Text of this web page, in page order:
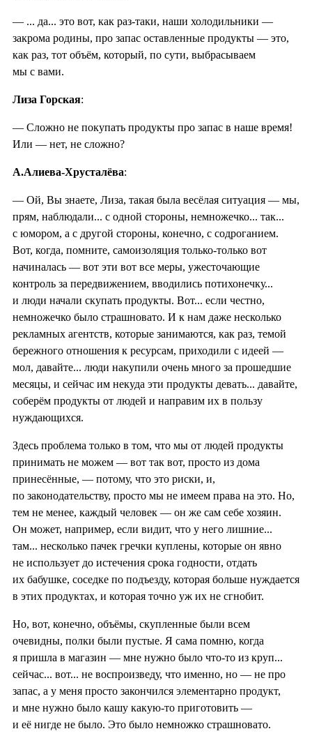
— ... да... это вот, как раз-таки, наши холодильники —
закрома родины, про запас оставленные продукты — это,
как раз, тот объём, который, по сути, выбрасываем
мы с вами.
Лиза Горская:
— Сложно не покупать продукты про запас в наше время!
Или — нет, не сложно?
А.Алиева-Хрусталёва:
— Ой, Вы знаете, Лиза, такая была весёлая ситуация — мы,
прям, наблюдали... с одной стороны, немножечко... так...
с юмором, а с другой стороны, конечно, с содроганием.
Вот, когда, помните, самоизоляция только-только вот
начиналась — вот эти вот все меры, ужесточающие
контроль за передвижением, вводились потихонечку...
и люди начали скупать продукты. Вот... если честно,
немножечко было страшновато. И к нам даже несколько
рекламных агентств, которые занимаются, как раз, темой
бережного отношения к ресурсам, приходили с идеей —
мол, давайте... люди накупили очень много за прошедшие
месяцы, и сейчас им некуда эти продукты девать... давайте,
соберём продукты от людей и направим их в пользу
нуждающихся.
Здесь проблема только в том, что мы от людей продукты
принимать не можем — вот так вот, просто из дома
принесённые, — потому, что это риски, и,
по законодательству, просто мы не имеем права на это. Но,
тем не менее, каждый человек — он же сам себе хозяин.
Он может, например, если видит, что у него лишние...
там... несколько пачек гречки куплены, которые он явно
не использует до истечения срока годности, отдать
их бабушке, соседке по подъезду, которая больше нуждается
в этих продуктах, и которая точно уж их не сгнобит.
Но, вот, конечно, объёмы, скупленные были всем
очевидны, полки были пустые. Я сама помню, когда
я пришла в магазин — мне нужно было что-то из круп...
сейчас... вот... не воспроизведу, что именно, но — не про
запас, а у меня просто закончился элементарно продукт,
и мне нужно было кашу какую-то приготовить —
и её нигде не было. Это было немножко страшновато.